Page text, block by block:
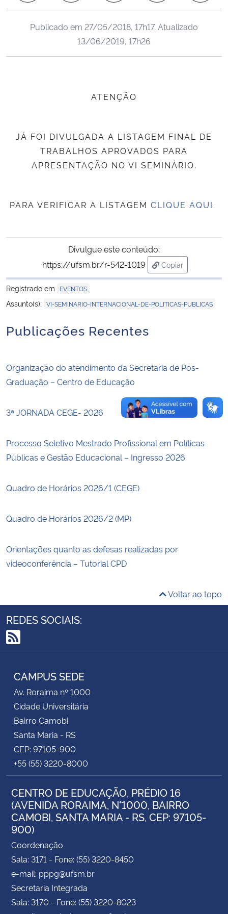
Ministério do Desenvolvimento Regional
Secretaria de Governo
Gabinete de Segurança Institucional
Advocacia-Geral da União
Planalto
Publicado em 27/05/2018, 17h17. Atualizado
13/06/2019, 17h26
ATENÇÃO
JÁ FOI DIVULGADA A LISTAGEM FINAL DE
TRABALHOS APROVADOS PARA
APRESENTAÇÃO NO VI SEMINÁRIO.
PARA VERIFICAR A LISTAGEM CLIQUE AQUI.
Divulgue este conteúdo:
https://ufsm.br/r-542-1019
Copiar
para área de
Registrado em
EVENTOS
Assunto(s): VI-SEMINARIO-INTERNACIONAL-DE-POLITICAS-PUBLICAS
Publicações Recentes
Organização do atendimento da Secretaria de Pós-
Graduação – Centro de Educação
3ª JORNADA CEGE- 2026
Processo Seletivo Mestrado Profissional em Políticas
Públicas e Gestão Educacional – Ingresso 2026
Quadro de Horários 2026/1 (CEGE)
Quadro de Horários 2026/2 (MP)
Orientações quanto as defesas realizadas por
videoconferência – Tutorial CPD
Voltar ao topo
REDES SOCIAIS:
RSS
CAMPUS SEDE
Av. Roraima nº 1000
Cidade Universitária
Bairro Camobi
Santa Maria - RS
CEP: 97105-900
+55 (55) 3220-8000
CENTRO DE EDUCAÇÃO, PRÉDIO 16
(AVENIDA RORAIMA, N°1000, BAIRRO
CAMOBI, SANTA MARIA - RS, CEP: 97105-
900)
Coordenação
Sala: 3171 - Fone: (55) 3220-8450
e-mail: pppg@ufsm.br
Secretaria Integrada
Sala: 3170 - Fone: (55) 3220-8023